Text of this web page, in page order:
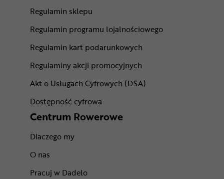
Regulamin sklepu
Regulamin programu lojalnościowego
Regulamin kart podarunkowych
Regulaminy akcji promocyjnych
Akt o Usługach Cyfrowych (DSA)
Dostępność cyfrowa
Centrum Rowerowe
Dlaczego my
O nas
Pracuj w Dadelo